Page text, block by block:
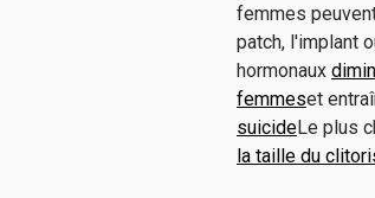
femmes
patch, l'implant
hormonaux
femmeset
suicideLe plus
la taille du